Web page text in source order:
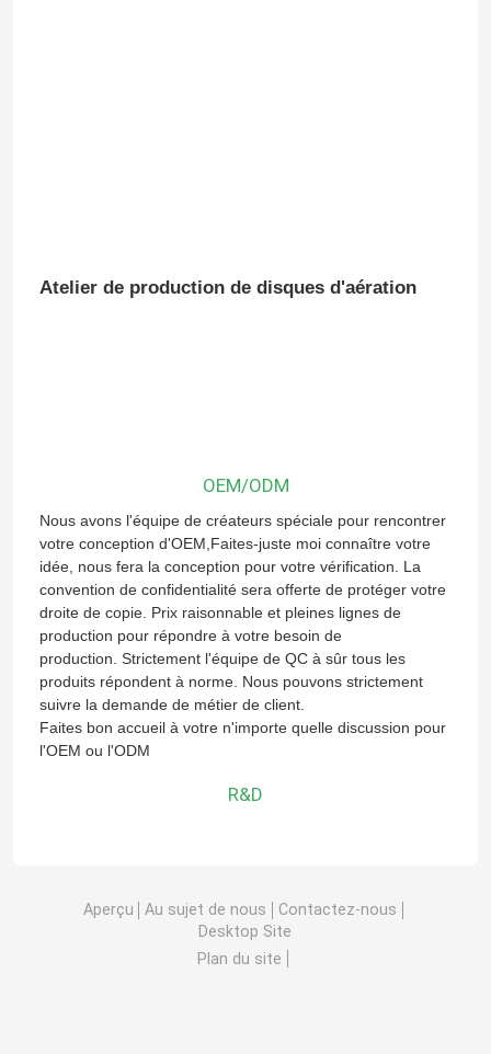
Demandez une citation
Diffuseur d'air de bulle
Machine de déshydratation des boues
épaississant d'eaux usées
Séparateur de solide-liquide
Remplisseur de traitement de l'eau
Atelier de production de disques d'aération
OEM/ODM
Nous avons l'équipe de créateurs spéciale pour rencontrer
votre conception d'OEM, Faites-juste moi connaître votre
idée, nous fera la conception pour votre vérification. La
convention de confidentialité sera offerte de protéger votre
droite de copie. Prix raisonnable et pleines lignes de
production pour répondre à votre besoin de
production. Strictement l'équipe de QC à sûr tous les
produits répondent à norme. Nous pouvons strictement
suivre la demande de métier de client.
Faites bon accueil à votre n'importe quelle discussion pour
l'OEM ou l'ODM
R&D
4:20 AM
Good day, what product are you looking
for?